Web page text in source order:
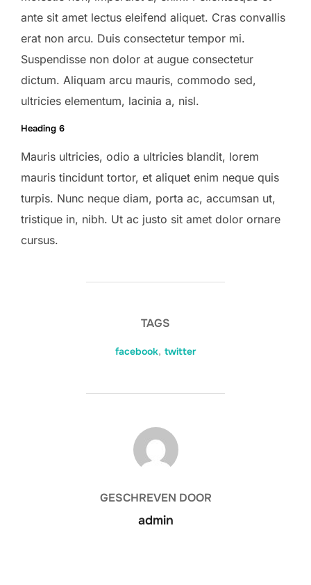
ante sit amet lectus eleifend aliquet. Cras convallis
erat non arcu. Duis consectetur tempor mi.
Suspendisse non dolor at augue consectetur
dictum. Aliquam arcu mauris, commodo sed,
ultricies elementum, lacinia a, nisl.
Heading 6
Mauris ultricies, odio a ultricies blandit, lorem
mauris tincidunt tortor, et aliquet enim neque quis
turpis. Nunc neque diam, porta ac, accumsan ut,
tristique in, nibh. Ut ac justo sit amet dolor ornare
cursus.
TAGS
facebook, twitter
BERICHTAUTEUR
GESCHREVEN DOOR
admin